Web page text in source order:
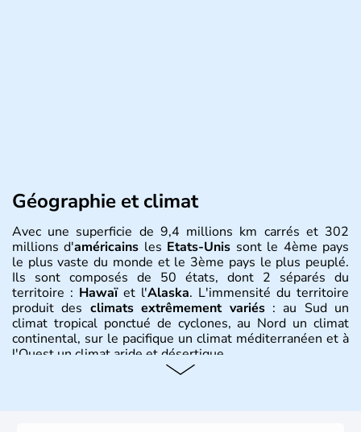
Géographie et climat
Avec une superficie de 9,4 millions km carrés et 302
millions d'américains les Etats-Unis sont le 4ème pays
le plus vaste du monde et le 3ème pays le plus peuplé.
Ils sont composés de 50 états, dont 2 séparés du
territoire : Hawaïet l'Alaska. L'immensité du territoire
produit des climats extrêmement variés: au Sud un
climat tropical ponctué de cyclones, au Nord un climat
continental, sur le pacifique un climat méditerranéen et à
l'Ouest un climat aride et désertique.